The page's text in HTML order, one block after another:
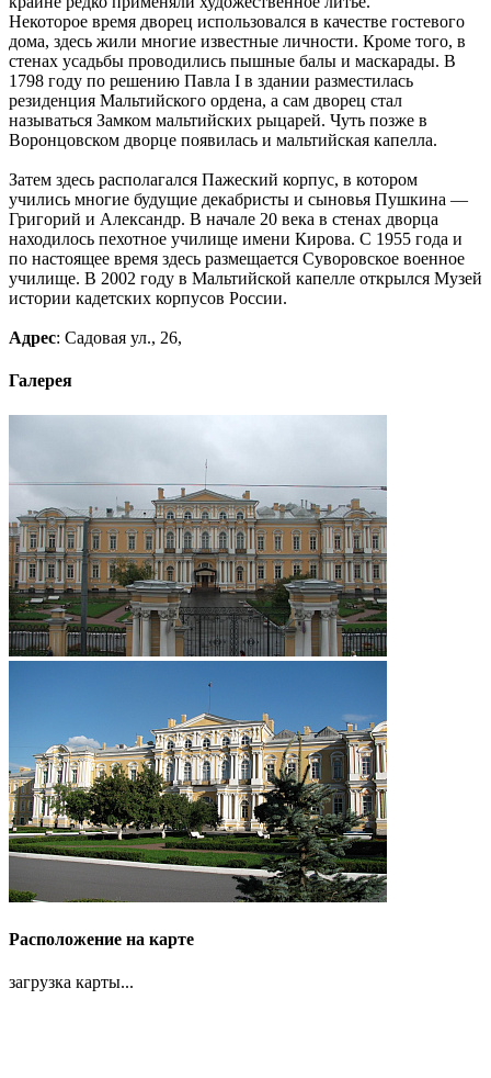
Некоторое время дворец использовался в качестве гостевого
дома, здесь жили многие известные личности. Кроме того, в
стенах усадьбы проводились пышные балы и маскарады. В
1798 году по решению Павла I в здании разместилась
резиденция Мальтийского ордена, а сам дворец стал
называться Замком мальтийских рыцарей. Чуть позже в
Воронцовском дворце появилась и мальтийская капелла.
Затем здесь располагался Пажеский корпус, в котором
учились многие будущие декабристы и сыновья Пушкина —
Григорий и Александр. В начале 20 века в стенах дворца
находилось пехотное училище имени Кирова. С 1955 года и
по настоящее время здесь размещается Суворовское военное
училище. В 2002 году в Мальтийской капелле открылся Музей
истории кадетских корпусов России.
Адрес: Садовая ул., 26,
Галерея
Расположение на карте
загрузка карты...